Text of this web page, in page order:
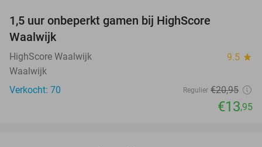
TODAY
1,5 uur onbeperkt gamen bij HighScore
Waalwijk
HighScore Waalwijk 9.5 star
Waalwijk
Verkocht: 70
Regulier €20,95
€13,95